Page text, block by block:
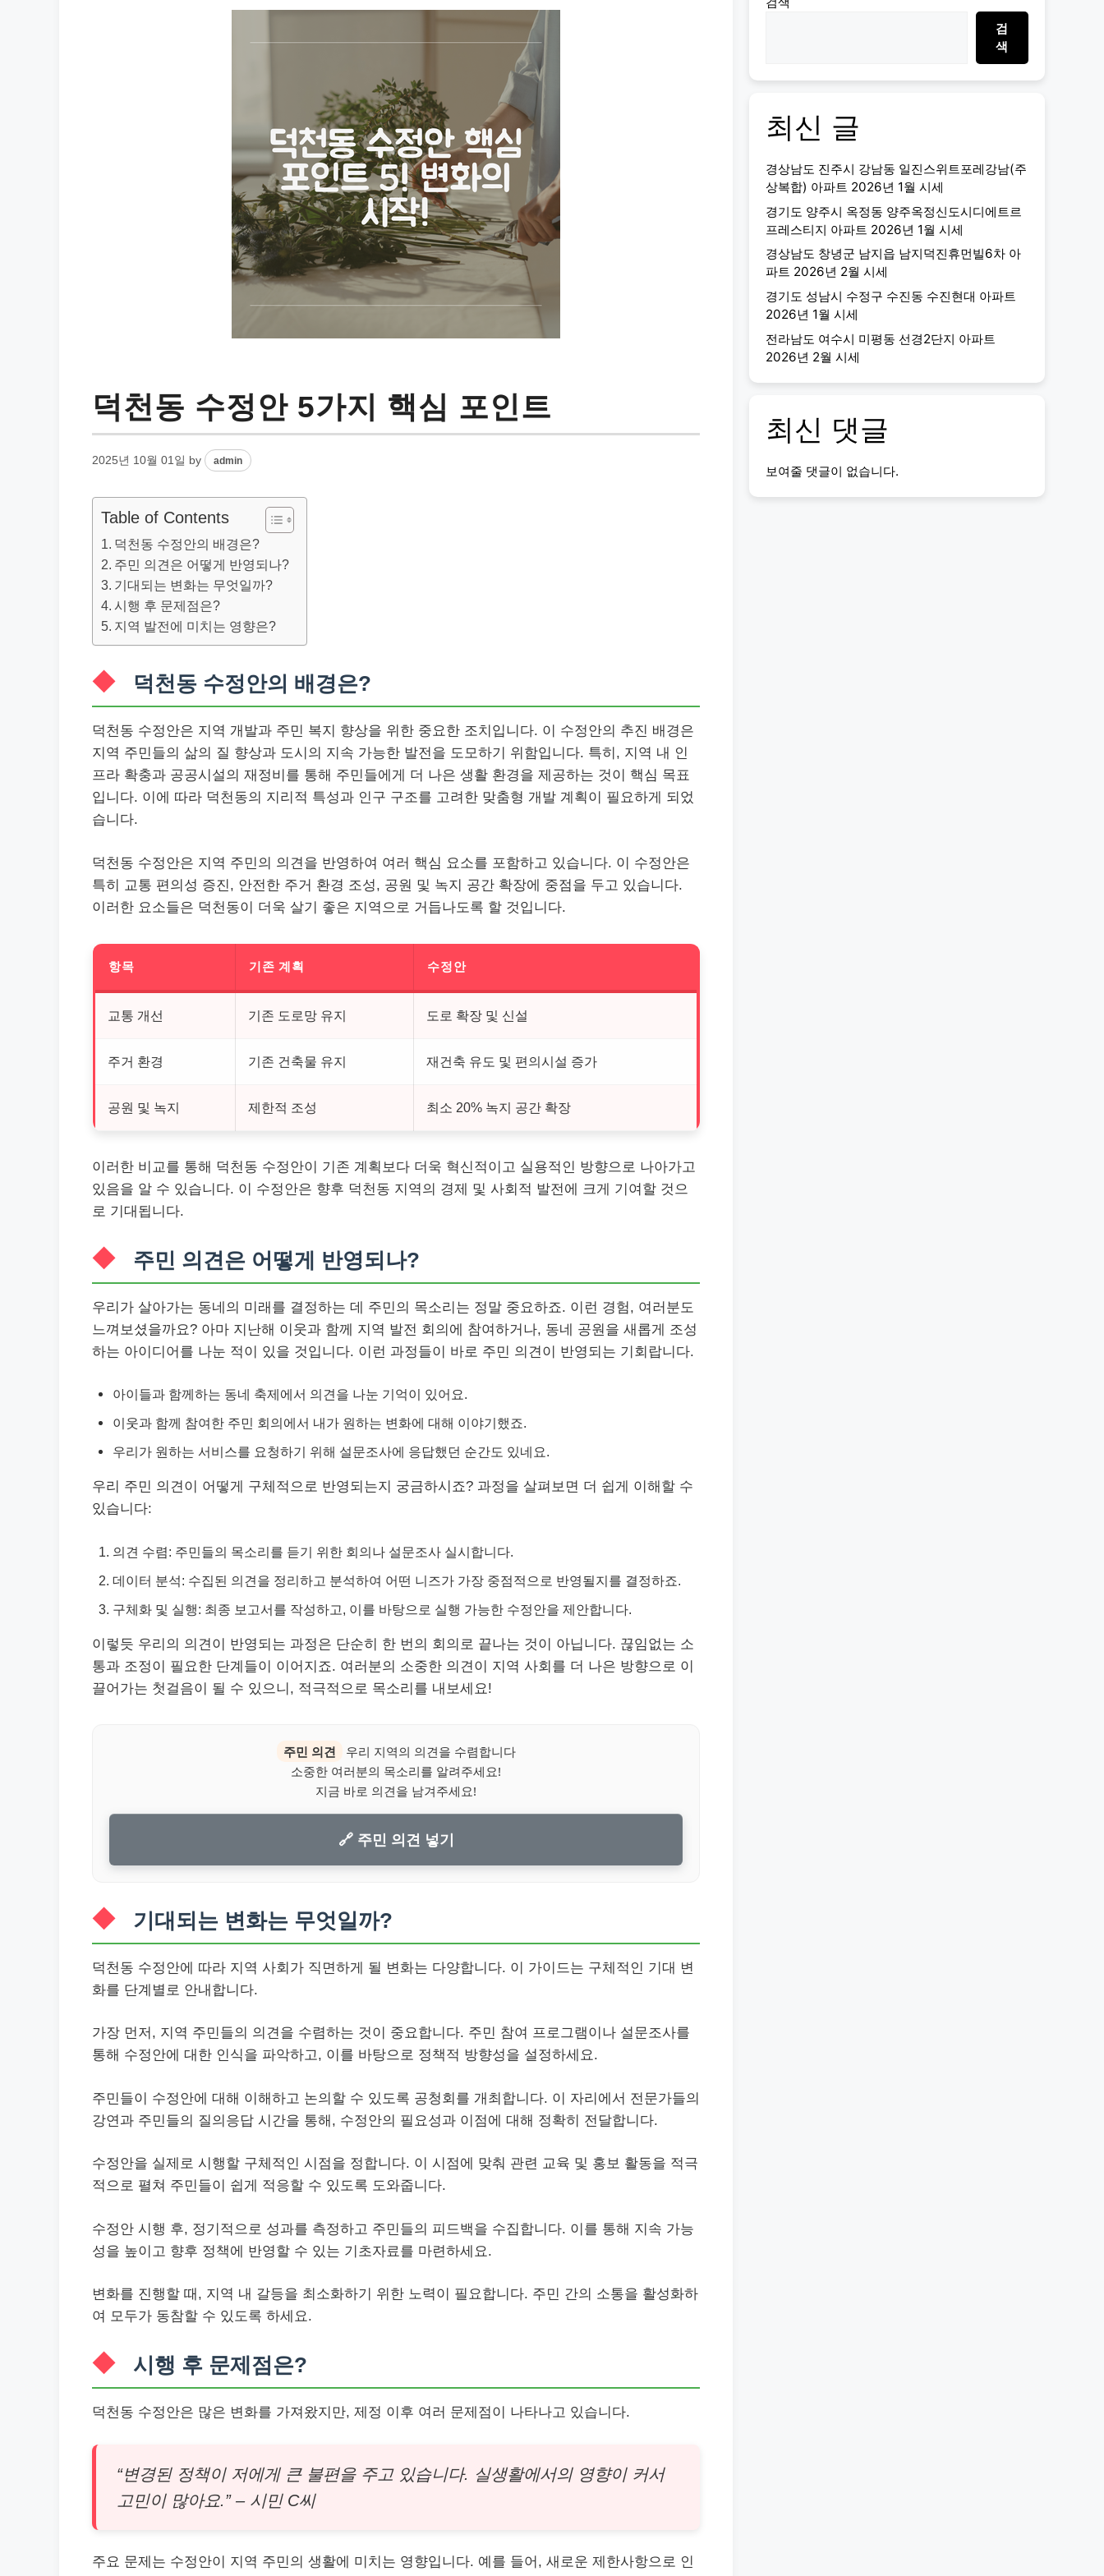
덕천동 수정안 5가지 핵심 포인트
2025년 10월 01일 by admin
Table of Contents
덕천동 수정안의 배경은?
주민 의견은 어떻게 반영되나?
기대되는 변화는 무엇일까?
시행 후 문제점은?
지역 발전에 미치는 영향은?
덕천동 수정안의 배경은?
덕천동 수정안은 지역 개발과 주민 복지 향상을 위한 중요한 조치입니다. 이 수정안의 추진 배경은
지역 주민들의 삶의 질 향상과 도시의 지속 가능한 발전을 도모하기 위함입니다. 특히, 지역 내 인
프라 확충과 공공시설의 재정비를 통해 주민들에게 더 나은 생활 환경을 제공하는 것이 핵심 목표
입니다. 이에 따라 덕천동의 지리적 특성과 인구 구조를 고려한 맞춤형 개발 계획이 필요하게 되었
습니다.
덕천동 수정안은 지역 주민의 의견을 반영하여 여러 핵심 요소를 포함하고 있습니다. 이 수정안은
특히 교통 편의성 증진, 안전한 주거 환경 조성, 공원 및 녹지 공간 확장에 중점을 두고 있습니다.
이러한 요소들은 덕천동이 더욱 살기 좋은 지역으로 거듭나도록 할 것입니다.
항목 기존 계획 수정안
교통 개선 기존 도로망 유지 도로 확장 및 신설
주거 환경 기존 건축물 유지 재건축 유도 및 편의시설 증가
공원 및 녹지 제한적 조성 최소 20% 녹지 공간 확장
이러한 비교를 통해 덕천동 수정안이 기존 계획보다 더욱 혁신적이고 실용적인 방향으로 나아가고
있음을 알 수 있습니다. 이 수정안은 향후 덕천동 지역의 경제 및 사회적 발전에 크게 기여할 것으
로 기대됩니다.
주민 의견은 어떻게 반영되나?
우리가 살아가는 동네의 미래를 결정하는 데 주민의 목소리는 정말 중요하죠. 이런 경험, 여러분도
느껴보셨을까요? 아마 지난해 이웃과 함께 지역 발전 회의에 참여하거나, 동네 공원을 새롭게 조성
하는 아이디어를 나눈 적이 있을 것입니다. 이런 과정들이 바로 주민 의견이 반영되는 기회랍니다.
아이들과 함께하는 동네 축제에서 의견을 나눈 기억이 있어요.
이웃과 함께 참여한 주민 회의에서 내가 원하는 변화에 대해 이야기했죠.
우리가 원하는 서비스를 요청하기 위해 설문조사에 응답했던 순간도 있네요.
우리 주민 의견이 어떻게 구체적으로 반영되는지 궁금하시죠? 과정을 살펴보면 더 쉽게 이해할 수
있습니다:
의견 수렴: 주민들의 목소리를 듣기 위한 회의나 설문조사 실시합니다.
데이터 분석: 수집된 의견을 정리하고 분석하여 어떤 니즈가 가장 중점적으로 반영될지를 결정하죠.
구체화 및 실행: 최종 보고서를 작성하고, 이를 바탕으로 실행 가능한 수정안을 제안합니다.
이렇듯 우리의 의견이 반영되는 과정은 단순히 한 번의 회의로 끝나는 것이 아닙니다. 끊임없는 소
통과 조정이 필요한 단계들이 이어지죠. 여러분의 소중한 의견이 지역 사회를 더 나은 방향으로 이
끌어가는 첫걸음이 될 수 있으니, 적극적으로 목소리를 내보세요!
주민 의견
우리 지역의 의견을 수렴합니다
소중한 여러분의 목소리를 알려주세요!
지금 바로 의견을 남겨주세요!
🔗 주민 의견 넣기
기대되는 변화는 무엇일까?
덕천동 수정안에 따라 지역 사회가 직면하게 될 변화는 다양합니다. 이 가이드는 구체적인 기대 변
화를 단계별로 안내합니다.
가장 먼저, 지역 주민들의 의견을 수렴하는 것이 중요합니다. 주민 참여 프로그램이나 설문조사를
통해 수정안에 대한 인식을 파악하고, 이를 바탕으로 정책적 방향성을 설정하세요.
주민들이 수정안에 대해 이해하고 논의할 수 있도록 공청회를 개최합니다. 이 자리에서 전문가들의
강연과 주민들의 질의응답 시간을 통해, 수정안의 필요성과 이점에 대해 정확히 전달합니다.
수정안을 실제로 시행할 구체적인 시점을 정합니다. 이 시점에 맞춰 관련 교육 및 홍보 활동을 적극
적으로 펼쳐 주민들이 쉽게 적응할 수 있도록 도와줍니다.
수정안 시행 후, 정기적으로 성과를 측정하고 주민들의 피드백을 수집합니다. 이를 통해 지속 가능
성을 높이고 향후 정책에 반영할 수 있는 기초자료를 마련하세요.
변화를 진행할 때, 지역 내 갈등을 최소화하기 위한 노력이 필요합니다. 주민 간의 소통을 활성화하
여 모두가 동참할 수 있도록 하세요.
시행 후 문제점은?
덕천동 수정안은 많은 변화를 가져왔지만, 제정 이후 여러 문제점이 나타나고 있습니다.
“변경된 정책이 저에게 큰 불편을 주고 있습니다. 실생활에서의 영향이 커서
고민이 많아요.” – 시민 C씨
주요 문제는 수정안이 지역 주민의 생활에 미치는 영향입니다. 예를 들어, 새로운 제한사항으로 인
검
색
최신 글
경상남도 진주시 강남동 일진스위트포레강남(주
상복합) 아파트 2026년 1월 시세
경기도 양주시 옥정동 양주옥정신도시디에트르
프레스티지 아파트 2026년 1월 시세
경상남도 창녕군 남지읍 남지덕진휴먼빌6차 아
파트 2026년 2월 시세
경기도 성남시 수정구 수진동 수진현대 아파트
2026년 1월 시세
전라남도 여수시 미평동 선경2단지 아파트
2026년 2월 시세
최신 댓글
보여줄 댓글이 없습니다.